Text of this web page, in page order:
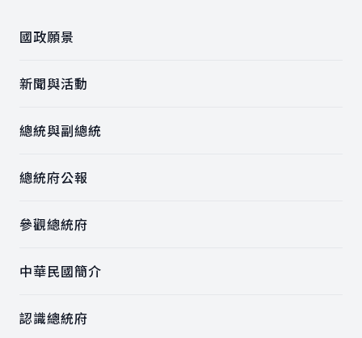
國政願景
新聞與活動
總統與副總統
總統府公報
參觀總統府
中華民國簡介
認識總統府